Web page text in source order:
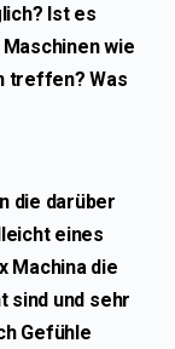
Ist es
wie
treffen? Was
die darüber
eines
Machina die
sind und sehr
Gefühle